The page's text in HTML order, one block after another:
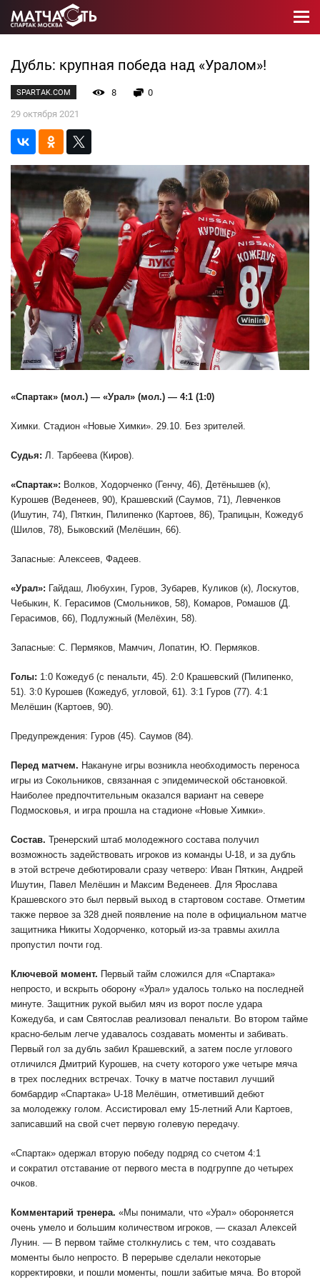
Дубль: крупная победа над «Уралом»!
SPARTAK.COM 8
0
29 октября 2021
«Спартак» (мол.) — «Урал» (мол.) — 4:1 (1:0)
Химки. Стадион «Новые Химки». 29.10. Без зрителей.
Судья: Л. Тарбеева (Киров).
«Спартак»: Волков, Ходорченко (Генчу, 46), Детёнышев (к),
Курошев (Веденеев, 90), Крашевский (Саумов, 71), Левченков
(Ишутин, 74), Пяткин, Пилипенко (Картоев, 86), Трапицын, Кожедуб
(Шилов, 78), Быковский (Мелёшин, 66).
Запасные: Алексеев, Фадеев.
«Урал»: Гайдаш, Любухин, Гуров, Зубарев, Куликов (к), Лоскутов,
Чебыкин, К. Герасимов (Смольников, 58), Комаров, Ромашов (Д.
Герасимов, 66), Подлужный (Мелёхин, 58).
Запасные: С. Пермяков, Мамчич, Лопатин, Ю. Пермяков.
Голы: 1:0 Кожедуб (с пенальти, 45). 2:0 Крашевский (Пилипенко,
51). 3:0 Курошев (Кожедуб, угловой, 61). 3:1 Гуров (77). 4:1
Мелёшин (Картоев, 90).
Предупреждения: Гуров (45). Саумов (84).
Перед матчем. Накануне игры возникла необходимость переноса
игры из Сокольников, связанная с эпидемической обстановкой.
Наиболее предпочтительным оказался вариант на севере
Подмосковья, и игра прошла на стадионе «Новые Химки».
Состав. Тренерский штаб молодежного состава получил
возможность задействовать игроков из команды U-18, и за дубль
в этой встрече дебютировали сразу четверо: Иван Пяткин, Андрей
Ишутин, Павел Мелёшин и Максим Веденеев. Для Ярослава
Крашевского это был первый выход в стартовом составе. Отметим
также первое за 328 дней появление на поле в официальном матче
защитника Никиты Ходорченко, который из-за травмы ахилла
пропустил почти год.
Ключевой момент. Первый тайм сложился для «Спартака»
непросто, и вскрыть оборону «Урал» удалось только на последней
минуте. Защитник рукой выбил мяч из ворот после удара
Кожедуба, и сам Святослав реализовал пенальти. Во втором тайме
красно-белым легче удавалось создавать моменты и забивать.
Первый гол за дубль забил Крашевский, а затем после углового
отличился Дмитрий Курошев, на счету которого уже четыре мяча
в трех последних встречах. Точку в матче поставил лучший
бомбардир «Спартака» U-18 Мелёшин, отметивший дебют
за молодежку голом. Ассистировал ему 15-летний Али Картоев,
записавший на свой счет первую голевую передачу.
«Спартак» одержал вторую победу подряд со счетом 4:1
и сократил отставание от первого места в подгруппе до четырех
очков.
Комментарий тренера. «Мы понимали, что «Урал» обороняется
очень умело и большим количеством игроков, — сказал Алексей
Лунин. — В первом тайме столкнулись с тем, что создавать
моменты было непросто. В перерыве сделали некоторые
корректировки, и пошли моменты, пошли забитые мяча. Во второй